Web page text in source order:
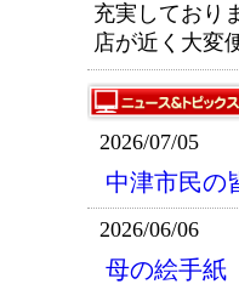
充実しており
店が近く大変
2026/07/05
中津市民の
2026/06/06
母の絵手紙